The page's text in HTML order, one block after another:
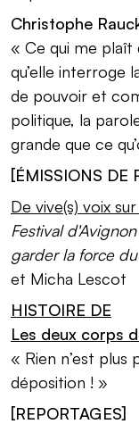
Christophe
« Ce qui me plaît
qu’elle interroge
de pouvoir et
politique, la
grande que ce
[ÉMISSIONS DE
De vive(s) voix sur
Festival
garder la force
et Micha Lescot
HISTOIRE DE
Les deux corps
« Rien n’est
déposition ! »
[REPORTAGES]